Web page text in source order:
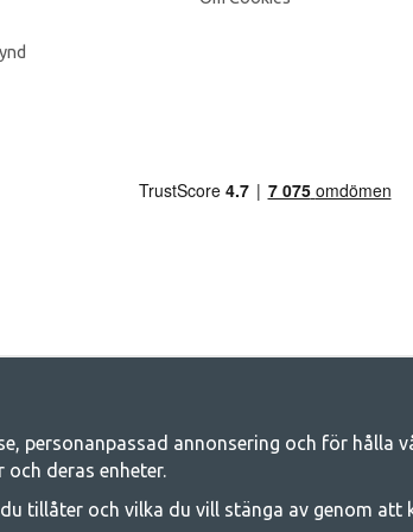
- Din butik för camping och
och all annan utrustning för camping och
personanpassad annonsering och för hålla
deras enheter.
tillåter och vilka du vill stänga av genom att